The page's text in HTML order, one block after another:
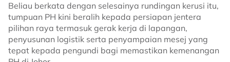
Beliau berkata dengan selesainya rundingan kerusi itu,
tumpuan PH kini beralih kepada persiapan jentera
pilihan raya termasuk gerak kerja di lapangan,
penyusunan logistik serta penyampaian mesej yang
tepat kepada pengundi bagi memastikan kemenangan